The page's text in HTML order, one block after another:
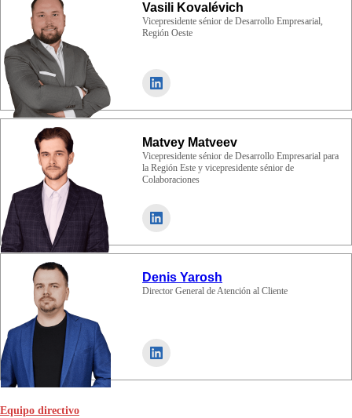
Vasili Kovalévich
Vicepresidente sénior de Desarrollo Empresarial,
Región Oeste
Matvey Matveev
Vicepresidente sénior de Desarrollo Empresarial para
la Región Este y vicepresidente sénior de
Colaboraciones
Denis Yarosh
Director General de Atención al Cliente
Equipo directivo